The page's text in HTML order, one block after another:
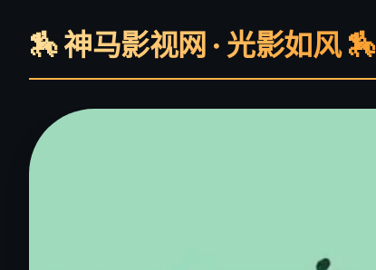
🏇 神马影视网 · 光影如风 🏇